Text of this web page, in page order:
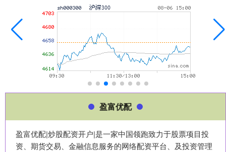
盈富优配
盈富优配|炒股配资开户|是一家中国领跑致力于股票项目投
资、期货交易、金融信息服务的网络配资平台、及投资管理